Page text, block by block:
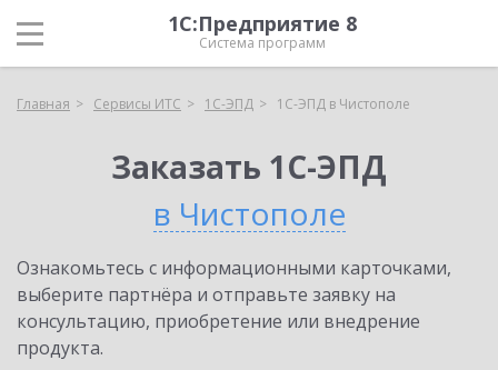
1С:Предприятие 8
Система программ
Главная Сервисы ИТС 1С-ЭПД 1С-ЭПД в Чистополе
Заказать 1С-ЭПД
в Чистополе
Ознакомьтесь с информационными карточками,
выберите партнёра и отправьте заявку на
консультацию, приобретение или внедрение
продукта.